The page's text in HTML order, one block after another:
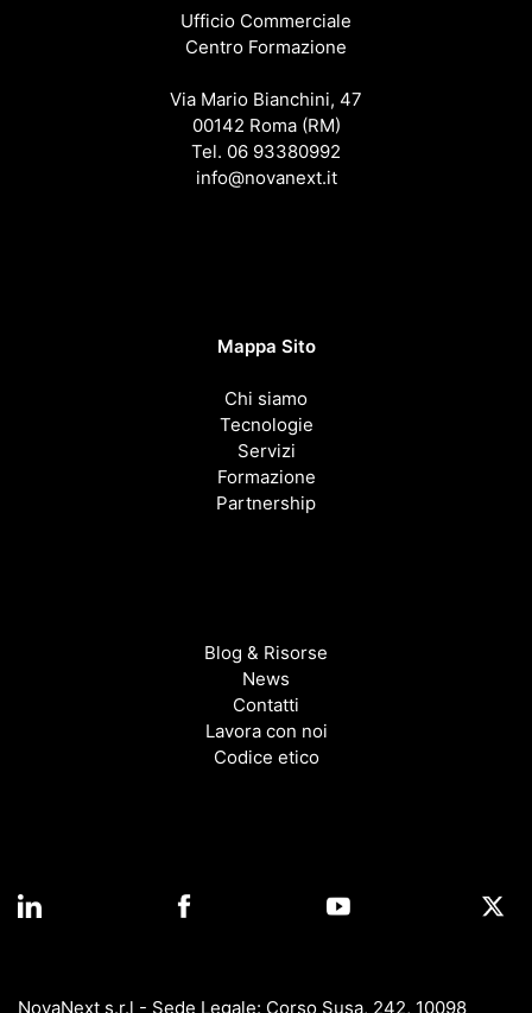
Ufficio Commerciale
Centro Formazione
Via Mario Bianchini, 47
00142 Roma (RM)
Tel. 06 93380992
info@novanext.it
Mappa Sito
Chi siamo
Tecnologie
Servizi
Formazione
Partnership
Blog & Risorse
News
Contatti
Lavora con noi
Codice etico
NovaNext s.r.l - Sede Legale: Corso Susa, 242, 10098